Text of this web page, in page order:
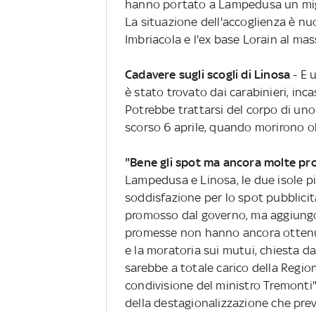
hanno portato a Lampedusa un
La situazione dell'accoglienza è
Imbriacola e l'ex base Lorain al
Cadavere sugli scogli di Linosa - E
è stato trovato dai carabinieri,
Potrebbe trattarsi del corpo di
scorso 6 aprile, quando morirono
"Bene gli spot ma ancora molte
Lampedusa e Linosa, le due isole
soddisfazione per lo spot
promosso dal governo, ma
promesse non hanno ancora
e la moratoria sui mutui, chiesta
sarebbe a totale carico della
condivisione del ministro
della destagionalizzazione che